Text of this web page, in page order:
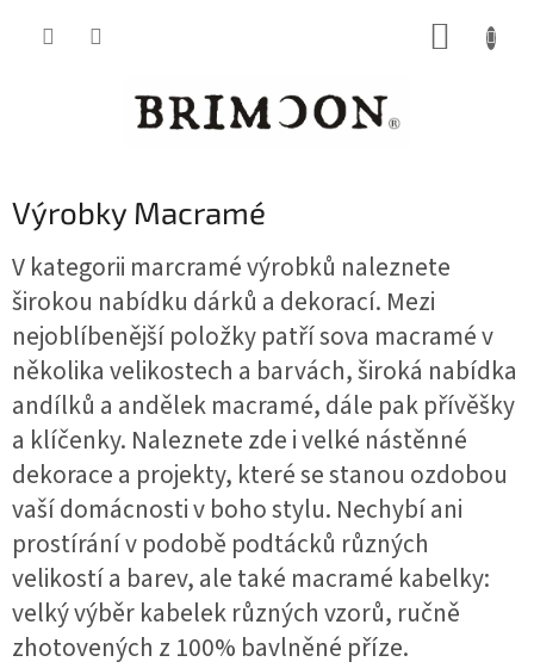
Výrobky Macramé
V kategorii marcramé výrobků naleznete
širokou nabídku dárků a dekorací. Mezi
nejoblíbenější položky patří sova macramé v
několika velikostech a barvách, široká nabídka
andílků a andělek macramé, dále pak přívěšky
a klíčenky. Naleznete zde i velké nástěnné
dekorace a projekty, které se stanou ozdobou
vaší domácnosti v boho stylu. Nechybí ani
prostírání v podobě podtácků různých
velikostí a barev, ale také macramé kabelky:
velký výběr kabelek různých vzorů, ručně
zhotovených z 100% bavlněné příze.